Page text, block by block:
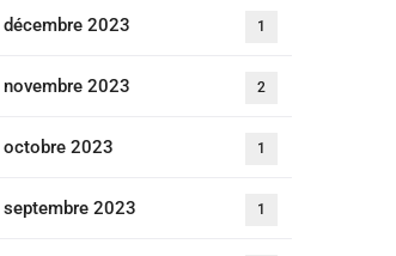
décembre 2023 1
novembre 2023 2
octobre 2023 1
septembre 2023 1